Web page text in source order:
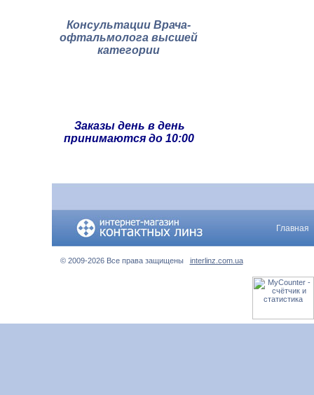
Консультации Врача-
офтальмолога высшей
категории
Заказы день в день
принимаются до 10:00
Главная
© 2009-2026 Все права защищены interlinz.com.ua